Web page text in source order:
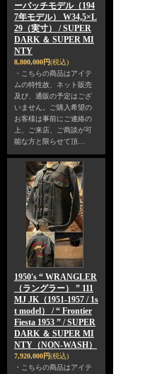
ーパッチモデル（194
7年モデル） W34,5×L
29（実寸） / SUPER
DARK ＆ SUPER MI
NTY
8,800,000円(税込)
・こちらの商品はアイテ
ムの特性故、ネット販売
及び、通販の予定はござ
いません。ご購入希望の
お客様は事前にご連絡の
上、ご来店、ご商談が可
能な方と限らせて頂…
1950's “ WRANGLER
（ラングラー） ” 111
MJ JK（1951-1957 / 1s
t model） / “ Frontier
Fiesta 1953 ” / SUPER
DARK ＆ SUPER MI
NTY（NON-WASH）
7,920,000円(税込)
・こちらの商品はアイテ